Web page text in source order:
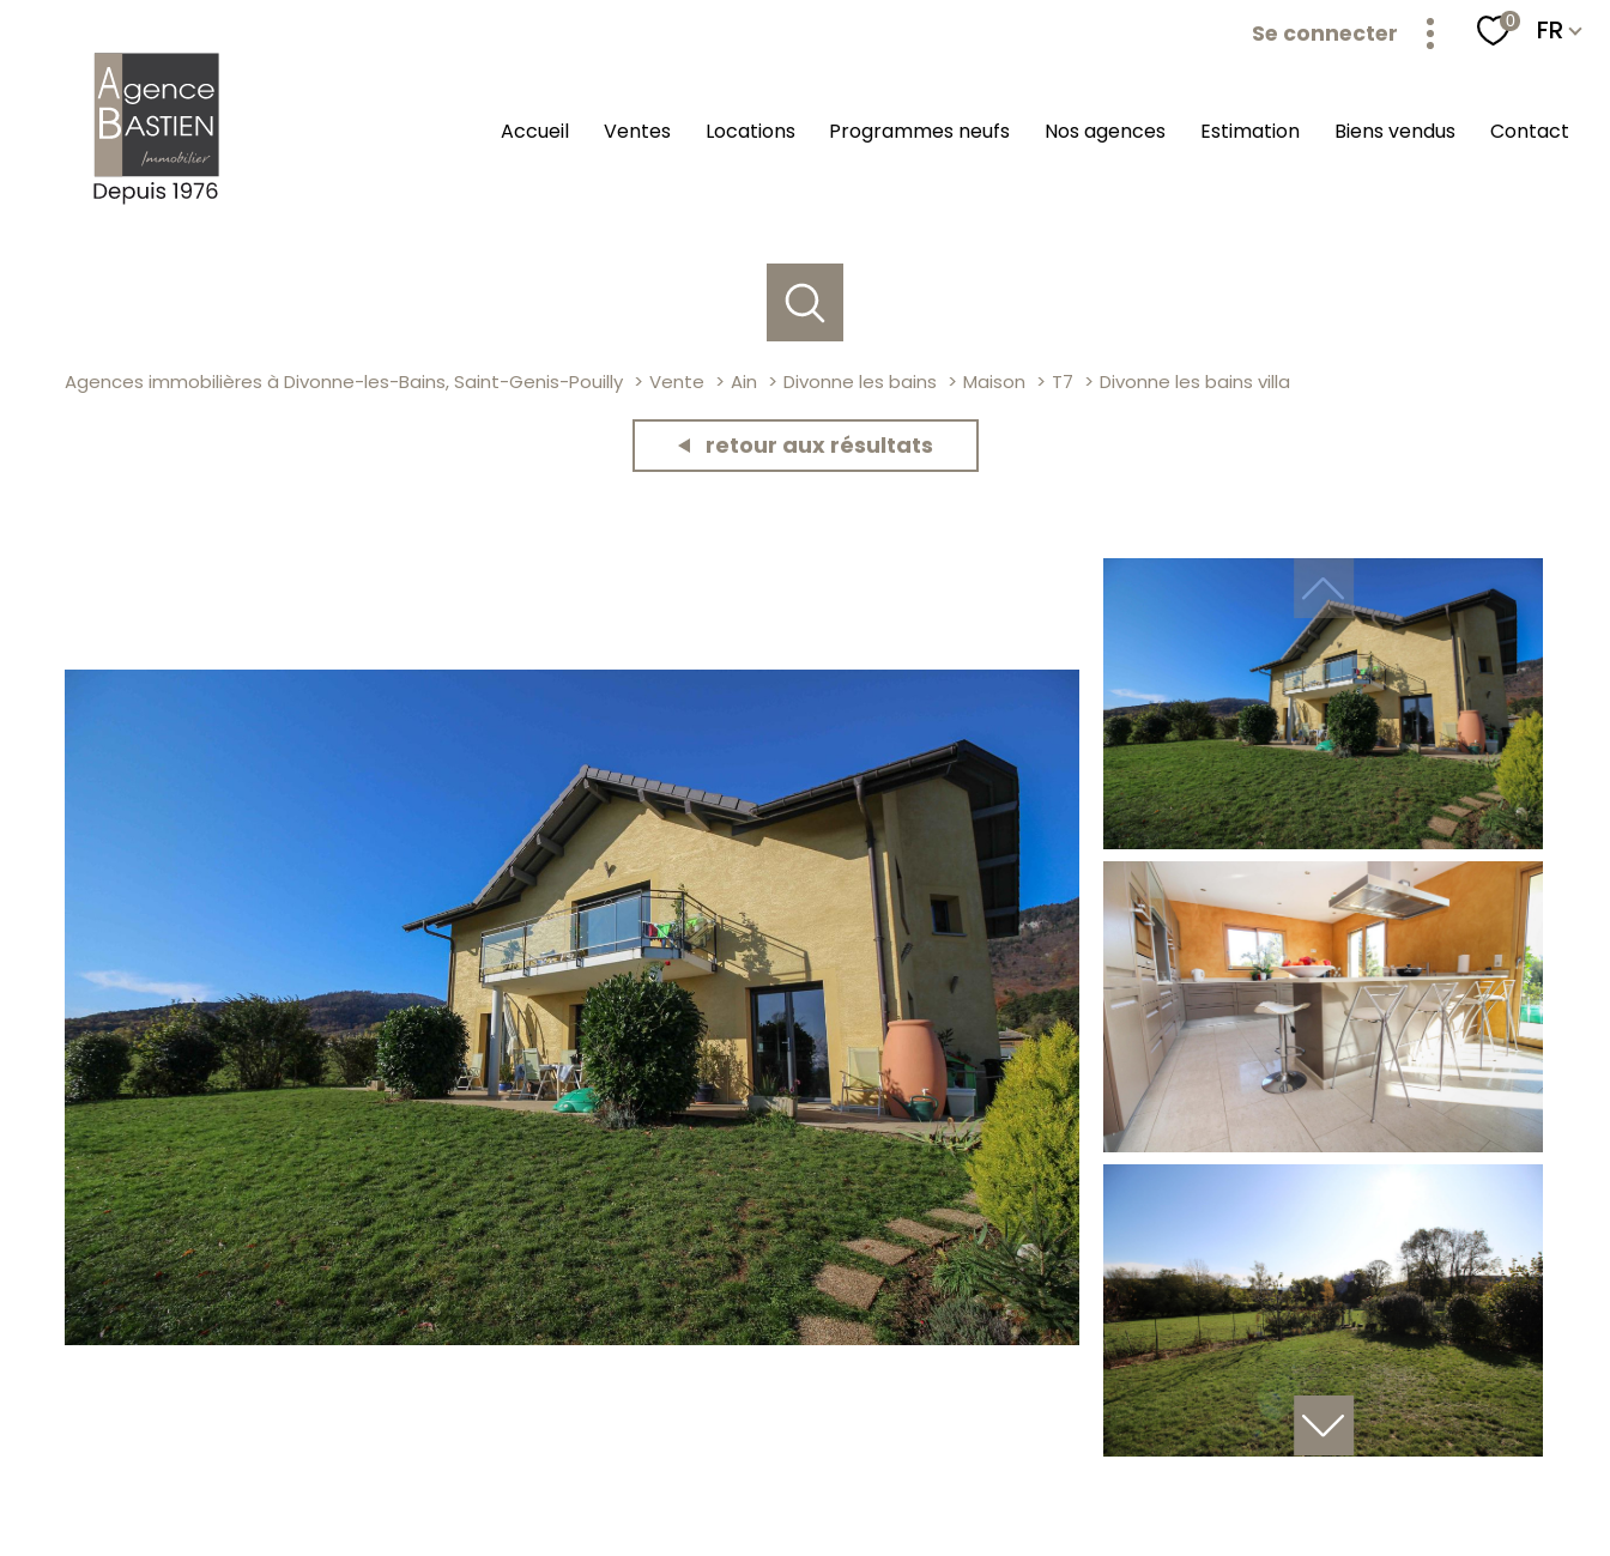
Se connecter 0 Langue
FR
accueil ventes locations programmes neufs nos agences estimation biens vendus contact
Agences immobilières à Divonne-les-Bains, Saint-Genis-Pouilly Vente Ain Divonne les bains Maison T7 Divonne les bains villa
retour aux résultats